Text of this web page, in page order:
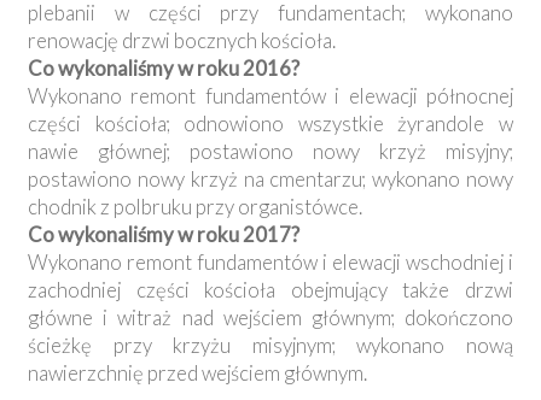
plebanii w części przy fundamentach; wykonano
renowację drzwi bocznych kościoła.
Co wykonaliśmy w roku 2016?
Wykonano remont fundamentów i elewacji północnej
części kościoła; odnowiono wszystkie żyrandole w
nawie głównej; postawiono nowy krzyż misyjny;
postawiono nowy krzyż na cmentarzu; wykonano nowy
chodnik z polbruku przy organistówce.
Co wykonaliśmy w roku 2017?
Wykonano remont fundamentów i elewacji wschodniej i
zachodniej części kościoła obejmujący także drzwi
główne i witraż nad wejściem głównym; dokończono
ścieżkę przy krzyżu misyjnym; wykonano nową
nawierzchnię przed wejściem głównym.